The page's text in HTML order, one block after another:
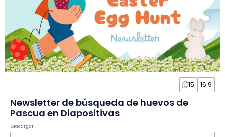
15 16:9
Newsletter de búsqueda de huevos de
Pascua en Diapositivas
Descargar